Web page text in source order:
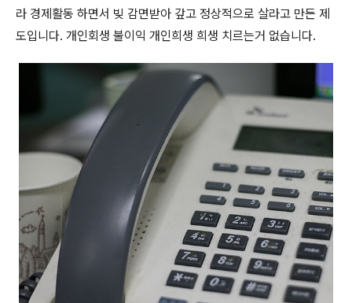
라 경제활동 하면서 빚 감면받아 갚고 정상적으로 살라고 만든 제
도입니다. 개인회생 불이익 개인희생 희생 치르는거 없습니다.